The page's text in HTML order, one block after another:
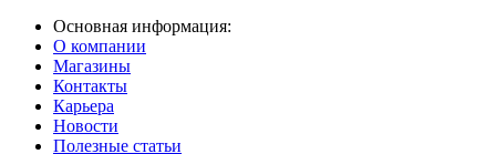
Основная информация:
О компании
Магазины
Контакты
Карьера
Новости
Полезные статьи